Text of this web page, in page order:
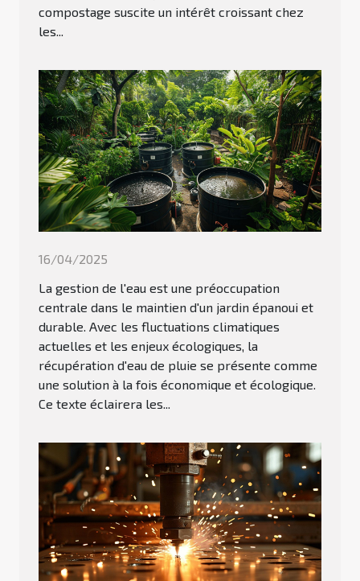
compostage suscite un intérêt croissant chez
les...
16/04/2025
La gestion de l'eau est une préoccupation
centrale dans le maintien d'un jardin épanoui et
durable. Avec les fluctuations climatiques
actuelles et les enjeux écologiques, la
récupération d'eau de pluie se présente comme
une solution à la fois économique et écologique.
Ce texte éclairera les...